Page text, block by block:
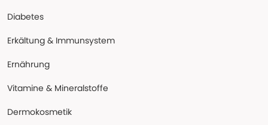
Diabetes
Erkältung & Immunsystem
Ernährung
Vitamine & Mineralstoffe
Dermokosmetik